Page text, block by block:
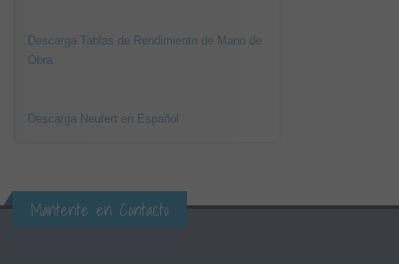
Descarga Tablas de Rendimiento de Mano de
Obra
Descarga Neufert en Español
Mantente en Contacto